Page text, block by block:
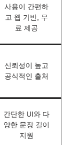
사용이 간편하
고 웹 기반, 무
료 제공
신뢰성이 높고
공식적인 출처
간단한 UI와 다
양한 문장 길이
지원